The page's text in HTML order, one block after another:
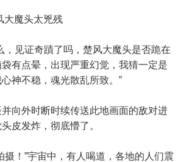
大魔头太兇残
见证奇蹟了吗，楚风大魔头是否跪在
有点晕，出现严重幻觉，我猜一定是
神不稳，魂光散乱所致。”
向外时断时续传送此地画面的敌对进
皮发炸，彻底懵了。
摄！”宇宙中，有人喝道，各地的人们震